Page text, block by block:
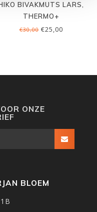
BIVAKMUTS LARS,
THERMO+
€30,00€25,00
ONZE
BLOEM